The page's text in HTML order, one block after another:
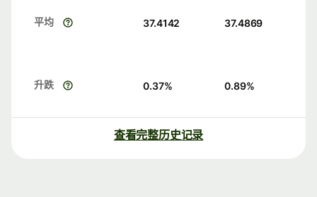
平均 37.4142 37.4869
升跌 0.37% 0.89%
查看完整历史记录